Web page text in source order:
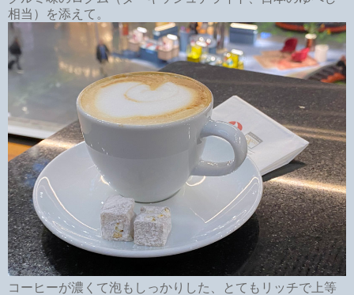
相当）を添えて。
コーヒーが濃くて泡もしっかりした、とてもリッチで上等